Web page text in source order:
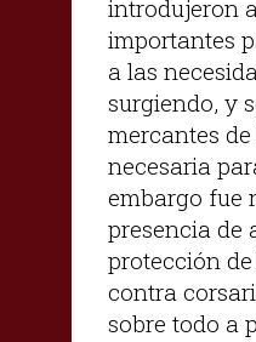
introdujeron
importantes
a las
surgiendo, y
mercantes
necesaria
embargo fue
presencia de
protección
contra
sobre todo a